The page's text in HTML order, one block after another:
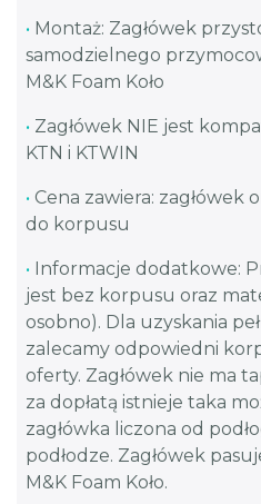
• Montaż: Zagłówek
samodzielnego
M&K Foam Koło
• Zagłówek NIE jest
KTN i KTWIN
• Cena zawiera: zagłówek
do korpusu
• Informacje dodatkowe:
jest bez korpusu oraz
osobno). Dla uzyskania
zalecamy odpowiedni
oferty. Zagłówek nie ma
za dopłatą istnieje taka
zagłówka liczona od
podłodze. Zagłówek
M&K Foam Koło.